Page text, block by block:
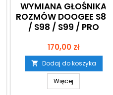
WYMIANA GŁOŚNIKA
ROZMÓW DOOGEE S89
/ S98 / S99 / PRO
Cena
170,00 zł
 Dodaj do koszyka
Więcej